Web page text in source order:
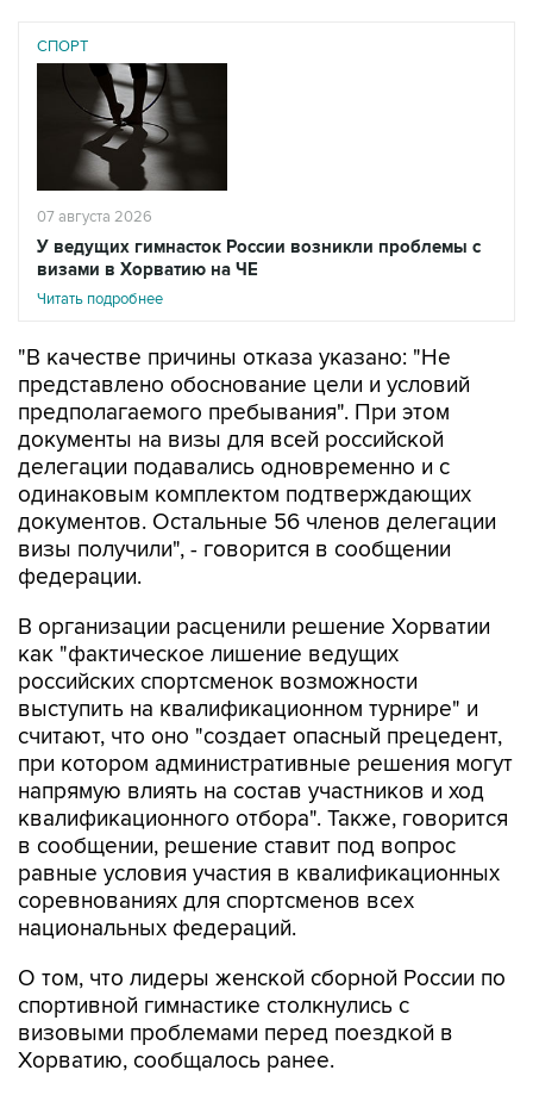
СПОРТ
07 августа 2026
У ведущих гимнасток России возникли проблемы с
визами в Хорватию на ЧЕ
Читать подробнее
"В качестве причины отказа указано: "Не
представлено обоснование цели и условий
предполагаемого пребывания". При этом
документы на визы для всей российской
делегации подавались одновременно и с
одинаковым комплектом подтверждающих
документов. Остальные 56 членов делегации
визы получили", - говорится в сообщении
федерации.
В организации расценили решение Хорватии
как "фактическое лишение ведущих
российских спортсменок возможности
выступить на квалификационном турнире" и
считают, что оно "создает опасный прецедент,
при котором административные решения могут
напрямую влиять на состав участников и ход
квалификационного отбора". Также, говорится
в сообщении, решение ставит под вопрос
равные условия участия в квалификационных
соревнованиях для спортсменов всех
национальных федераций.
О том, что лидеры женской сборной России по
спортивной гимнастике столкнулись с
визовыми проблемами перед поездкой в
Хорватию, сообщалось ранее.